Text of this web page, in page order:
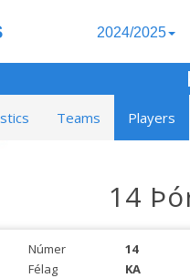
2024/2025
Teams Players
14
Númer
14
Félag
KA